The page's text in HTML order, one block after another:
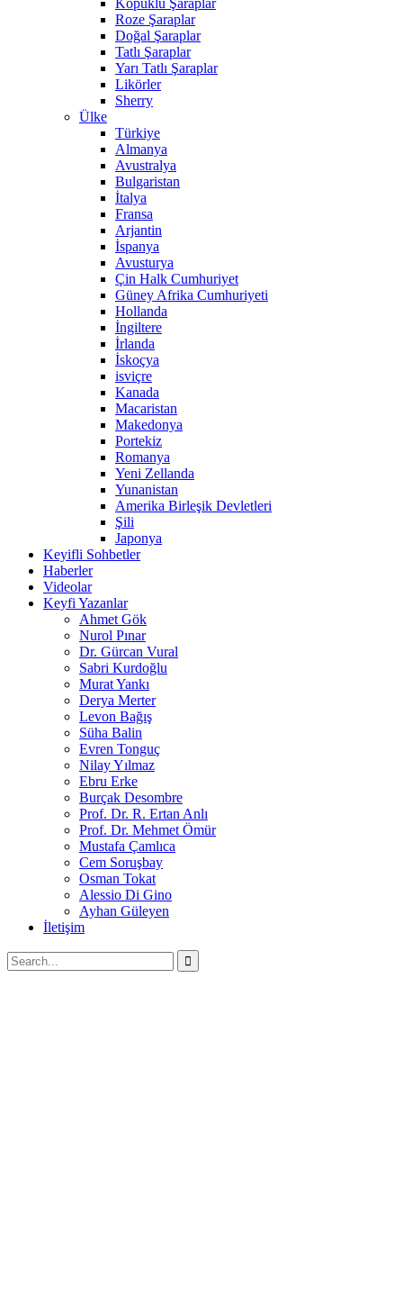
Roze Şaraplar
Doğal Şaraplar
Tatlı Şaraplar
Yarı Tatlı Şaraplar
Likörler
Sherry
Ülke
Türkiye
Almanya
Avustralya
Bulgaristan
İtalya
Fransa
Arjantin
İspanya
Avusturya
Çin Halk Cumhuriyet
Güney Afrika Cumhuriyeti
Hollanda
İngiltere
İrlanda
İskoçya
isviçre
Kanada
Macaristan
Makedonya
Portekiz
Romanya
Yeni Zellanda
Yunanistan
Amerika Birleşik Devletleri
Şili
Japonya
Keyifli Sohbetler
Haberler
Videolar
Keyfi Yazanlar
Ahmet Gök
Nurol Pınar
Dr. Gürcan Vural
Sabri Kurdoğlu
Murat Yankı
Derya Merter
Levon Bağış
Süha Balin
Evren Tonguç
Nilay Yılmaz
Ebru Erke
Burçak Desombre
Prof. Dr. R. Ertan Anlı
Prof. Dr. Mehmet Ömür
Mustafa Çamlıca
Cem Soruşbay
Osman Tokat
Alessio Di Gino
Ayhan Güleyen
İletişim